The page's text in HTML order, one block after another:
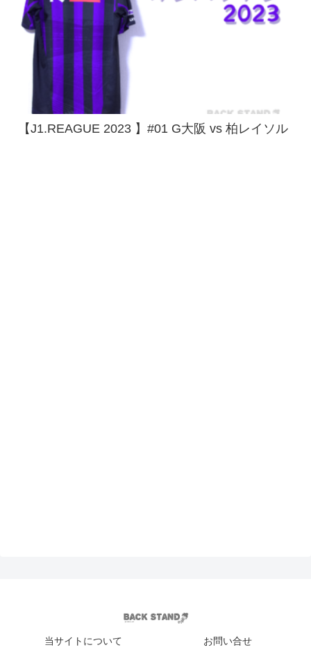
【J1.REAGUE 2023 】#01 G大阪 vs 柏レイソル
当サイトについて お問い合せ